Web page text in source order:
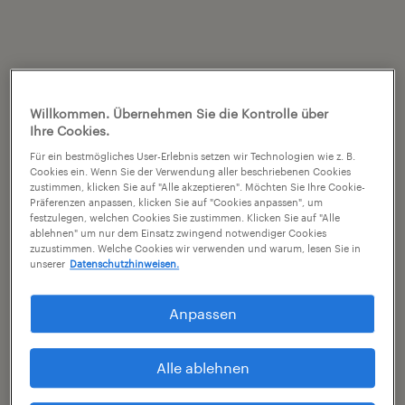
Willkommen. Übernehmen Sie die Kontrolle über
Ihre Cookies.
Für ein bestmögliches User-Erlebnis setzen wir Technologien wie z. B.
Cookies ein. Wenn Sie der Verwendung aller beschriebenen Cookies
zustimmen, klicken Sie auf "Alle akzeptieren". Möchten Sie Ihre Cookie-
Präferenzen anpassen, klicken Sie auf "Cookies anpassen", um
festzulegen, welchen Cookies Sie zustimmen. Klicken Sie auf "Alle
ablehnen" um nur dem Einsatz zwingend notwendiger Cookies
zuzustimmen. Welche Cookies wir verwenden und warum, lesen Sie in
unserer Datenschutzhinweisen.
Anpassen
Alle ablehnen